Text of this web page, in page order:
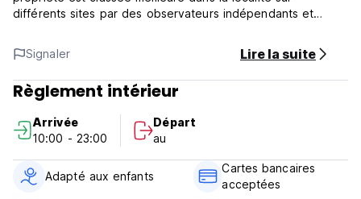
différents sites par des observateurs indépendants et
faits maison sont disponibles à la propriété, safari Jugale,
visite de temple, chute d'eau, visites de sites locaux sont
organisés à partir de la propriété elle-même.
***Politique et conditions de la propriété :
2. Arrivée de 10h00 à 23h00.
3. Départ avant 11h00.
4. Paiement à l'arrivée en espèces uniquement.
5. Heures d'ouverture de la réception : 24 heures.
Signaler Lire la suite
Règlement intérieur
Arrivée
10:00 - 23:00
Départ
au
Adapté aux enfants
Cartes bancaires
acceptées